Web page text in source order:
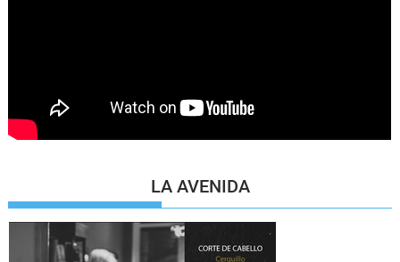
LA AVENIDA